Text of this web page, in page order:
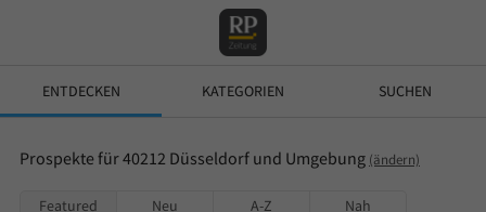
ENTDECKEN KATEGORIEN SUCHEN
Prospekte für 40212 Düsseldorf und Umgebung (ändern)
Featured Neu A-Z Nah